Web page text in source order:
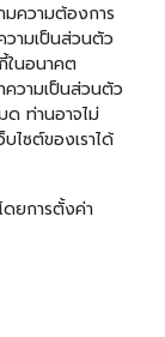
มความต้องการ
วามเป็นส่วนตัว
ในอนาคต
ความเป็นส่วนตัว
ด ท่านอาจไม่
ไซต์ของเราได้
ดยการตั้งค่า